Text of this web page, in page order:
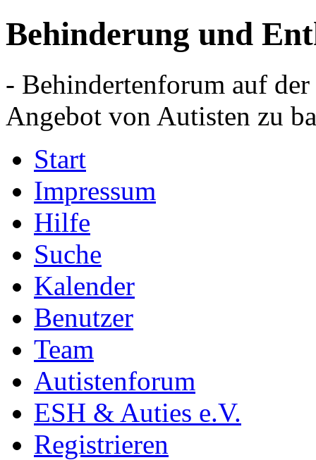
Behinderung und
- Behindertenforum auf
Angebot von Autisten zu
Start
Impressum
Hilfe
Suche
Kalender
Benutzer
Team
Autistenforum
ESH & Auties e.V.
Registrieren